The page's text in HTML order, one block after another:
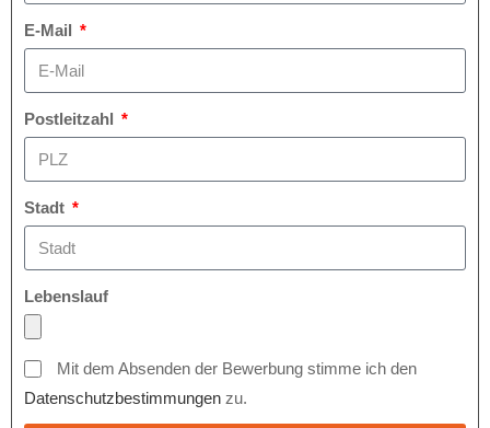
E-Mail
Postleitzahl
Stadt
Lebenslauf
Mit dem Absenden der Bewerbung stimme ich den
Datenschutzbestimmungen zu.